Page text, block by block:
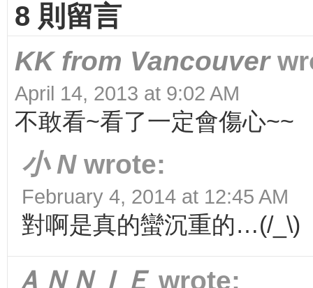
8 則留言
KK from Vancouver
April 14, 2013 at 9:02 AM
不敢看~看了一定會傷心~~
小 N wrote:
February 4, 2014 at 12:45 AM
對啊是真的蠻沉重的…(/_\)
ＡＮＮＩＥ wrote: